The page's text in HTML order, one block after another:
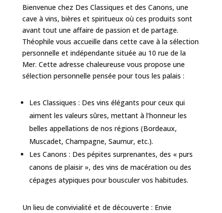
Bienvenue chez Des Classiques et des Canons, une
cave à vins, bières et spiritueux où ces produits sont
avant tout une affaire de passion et de partage.
Théophile vous accueille dans cette cave à la sélection
personnelle et indépendante située au 10 rue de la
Mer. Cette adresse chaleureuse vous propose une
sélection personnelle pensée pour tous les palais :
Les Classiques : Des vins élégants pour ceux qui
aiment les valeurs sûres, mettant à l’honneur les
belles appellations de nos régions (Bordeaux,
Muscadet, Champagne, Saumur, etc.).
Les Canons : Des pépites surprenantes, des « purs
canons de plaisir », des vins de macération ou des
cépages atypiques pour bousculer vos habitudes.
Un lieu de convivialité et de découverte : Envie